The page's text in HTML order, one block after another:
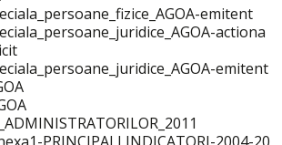
emitent
actiona
emitent